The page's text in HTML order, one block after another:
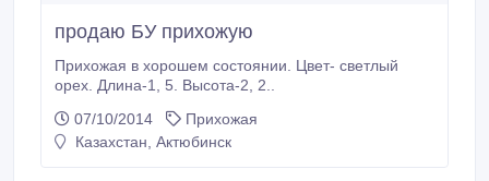
продаю БУ прихожую
Прихожая в хорошем состоянии. Цвет- светлый
орех. Длина-1, 5. Высота-2, 2..
07/10/2014
Прихожая
Казахстан, Актюбинск